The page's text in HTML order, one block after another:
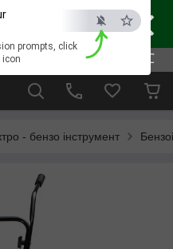
×
ESC
prompts, click
icon
- бензо інструмент